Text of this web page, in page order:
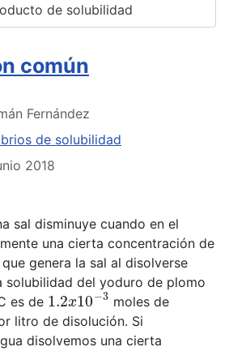
de solubilidad
común
Fernández
de solubilidad
2018
sal disminuye cuando en el
una cierta concentración de
genera la sal al disolverse
solubilidad del yoduro de plomo
es de 1.2x10−3moles de
litro de disolución. Si
disolvemos una cierta